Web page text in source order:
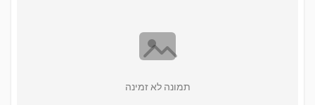
תמונה לא זמינה